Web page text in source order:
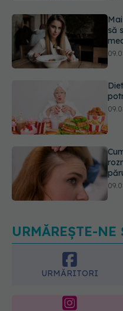
Ce
să-
URMĂREȘTE-NE
URMĂRITORI